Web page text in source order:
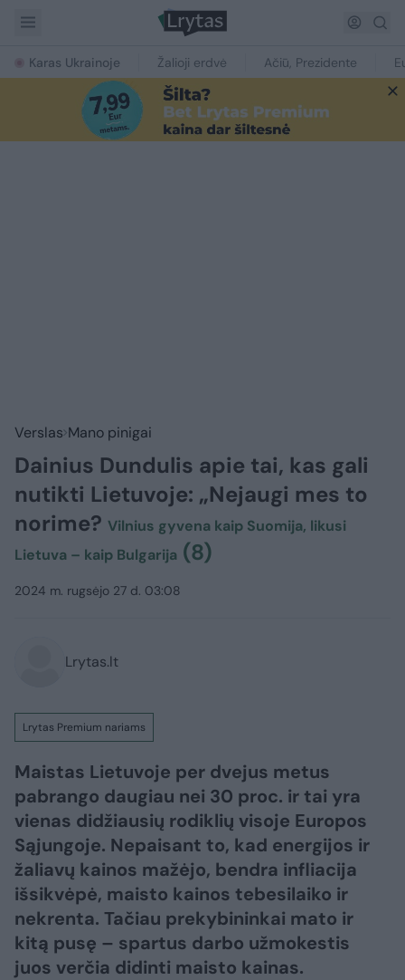
Karas Ukrainoje Žalioji erdvė Ačiū, Prezidente
Verslas Mano pinigai
Dainius Dundulis apie tai, kas gali
nutikti Lietuvoje: „Nejaugi mes to
norime? Vilnius gyvena kaip Suomija, likusi
Lietuva – kaip Bulgarija (8)
2024 m. rugsėjo 27 d. 03:08
Lrytas.lt
Lrytas Premium nariams
Maistas Lietuvoje per dvejus metus
pabrango daugiau nei 30 proc. ir tai yra
vienas didžiausių rodiklių visoje Europos
Sąjungoje. Nepaisant to, kad energijos ir
žaliavų kainos mažėjo, bendra infliacija
išsikvėpė, maisto kainos tebesilaiko ir
nekrenta. Tačiau prekybininkai mato ir
kitą pusę – spartus darbo užmokestis
juos verčia didinti maisto kainas.